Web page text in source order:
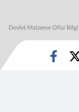
Devlet Malzeme Ofisi Bilgi